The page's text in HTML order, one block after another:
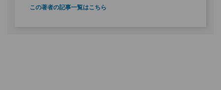
この著者の記事一覧はこちら